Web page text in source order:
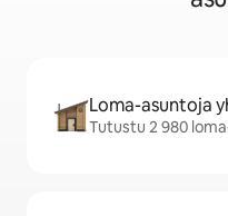
Loma-asuntoja
Tutustu 2 980